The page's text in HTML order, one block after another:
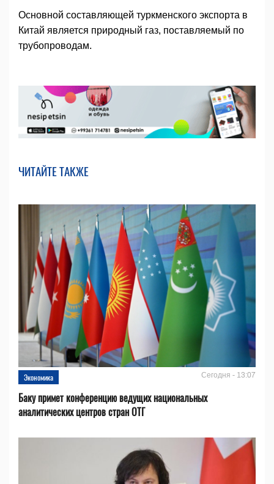
Основной составляющей туркменского экспорта в
Китай является природный газ, поставляемый по
трубопроводам.
ЧИТАЙТЕ ТАКЖЕ
Экономика Сегодня - 13:07
Баку примет конференцию ведущих национальных
аналитических центров стран ОТГ